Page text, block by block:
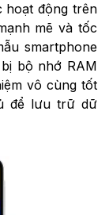
hoạt động trên
mẽ và tốc
smartphone
bộ nhớ RAM
vô cùng tốt
để lưu trữ dữ